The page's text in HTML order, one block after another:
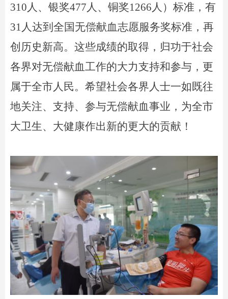
310 人、银奖477 人、铜奖1 266 人） 标准 ， 有
31 人 达到 全国无偿献血志愿服务奖标准 ，再
创历史新高。这些成绩的取得，归功于社会
各界对无偿献血工作的大力支持和参与，更
属于全市人民。希望社会各界人士一如既往
地关注、支持、参与无偿献血事业，为全市
大卫生、大健康作出新的更大的贡献！